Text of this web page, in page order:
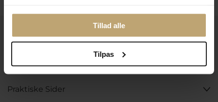
Tillad alle
Tilpas
Åbningstider I Butikken
Praktiske Sider